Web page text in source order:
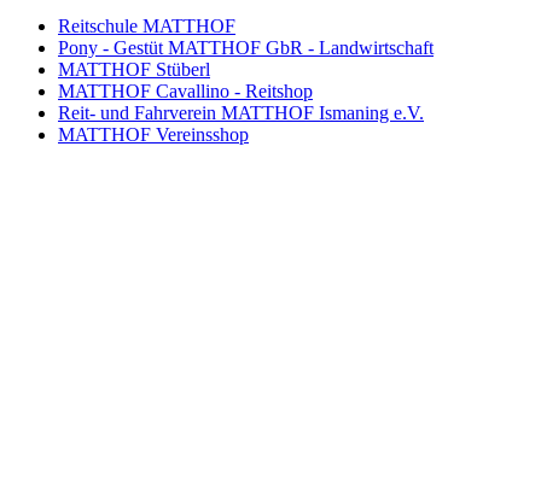
Reitschule MATTHOF
Pony - Gestüt MATTHOF GbR - Landwirtschaft
MATTHOF Stüberl
MATTHOF Cavallino - Reitshop
Reit- und Fahrverein MATTHOF Ismaning e.V.
MATTHOF Vereinsshop